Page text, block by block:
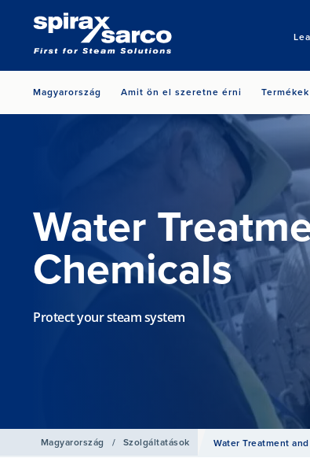
Magyarország Amit ön el szeretne érni Termékek
Water
Chemicals
Protect your steam system
Magyarország / Szolgáltatások Water Treatment